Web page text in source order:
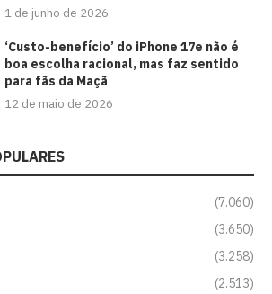
1 de junho de 2026
‘Custo-benefício’ do iPhone 17e não é
boa escolha racional, mas faz sentido
para fãs da Maçã
12 de maio de 2026
(7.060)
(3.650)
(3.258)
(2.513)